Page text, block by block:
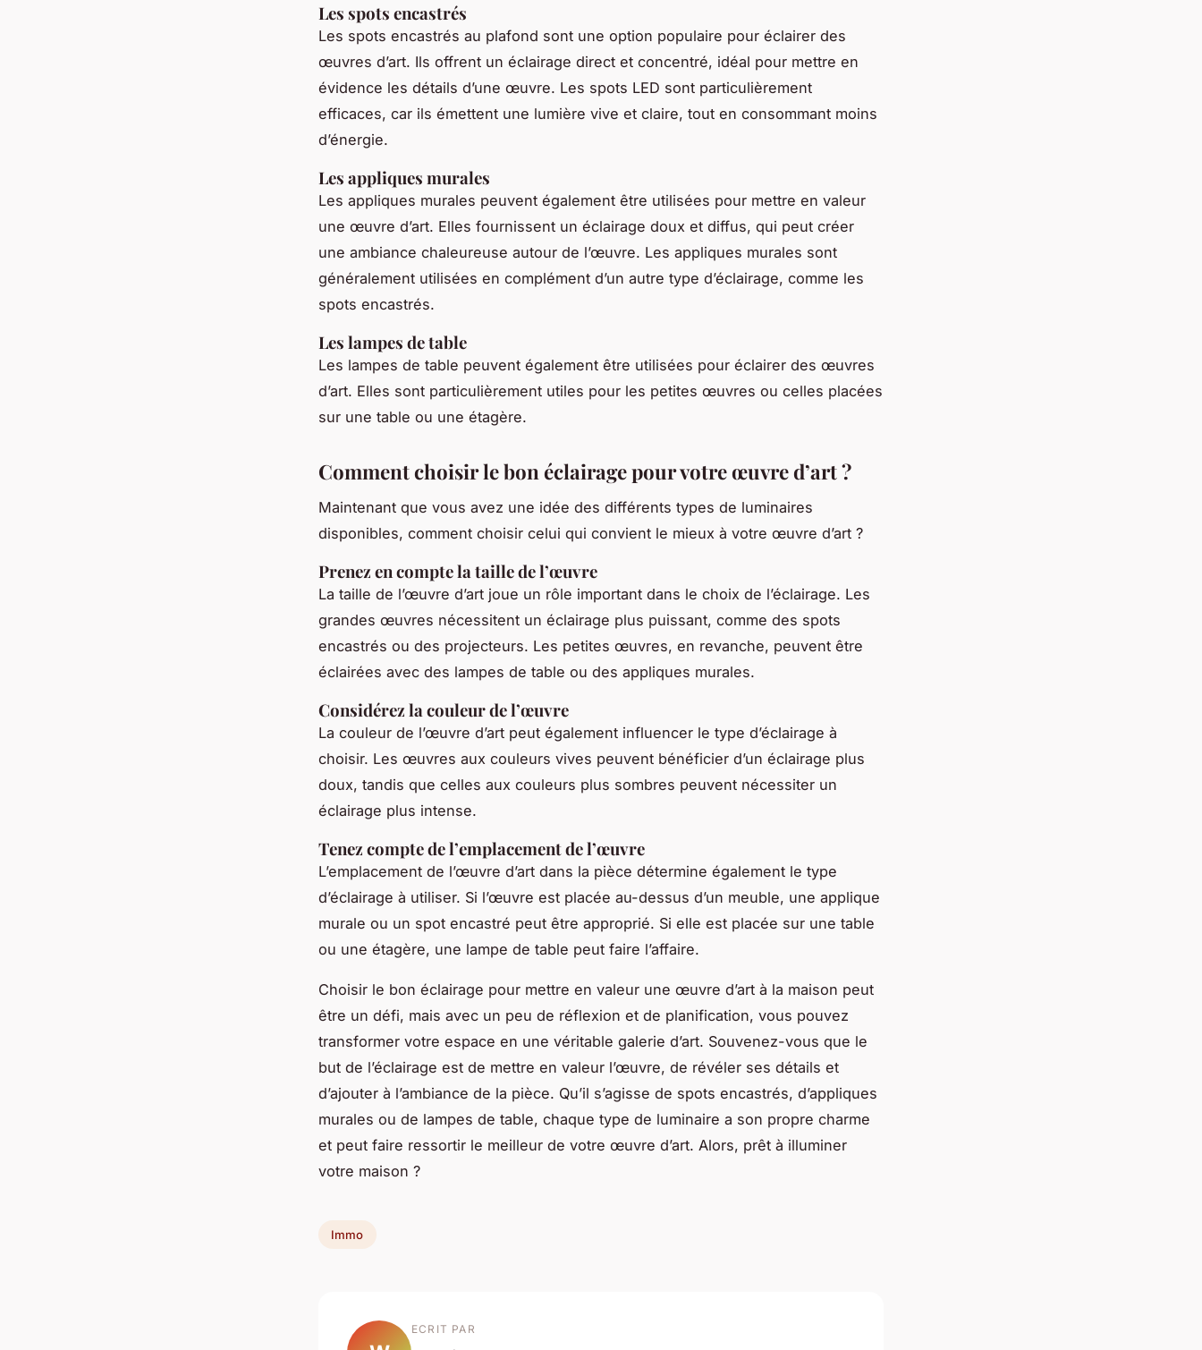
Les spots encastrés
Les spots encastrés au plafond sont une option populaire pour éclairer des
œuvres d’art. Ils offrent un éclairage direct et concentré, idéal pour mettre en
évidence les détails d’une œuvre. Les spots LED sont particulièrement
efficaces, car ils émettent une lumière vive et claire, tout en consommant moins
d’énergie.
Les appliques murales
Les appliques murales peuvent également être utilisées pour mettre en valeur
une œuvre d’art. Elles fournissent un éclairage doux et diffus, qui peut créer
une ambiance chaleureuse autour de l’œuvre. Les appliques murales sont
généralement utilisées en complément d’un autre type d’éclairage, comme les
spots encastrés.
Les lampes de table
Les lampes de table peuvent également être utilisées pour éclairer des œuvres
d’art. Elles sont particulièrement utiles pour les petites œuvres ou celles placées
sur une table ou une étagère.
Comment choisir le bon éclairage pour votre œuvre d’art ?
Maintenant que vous avez une idée des différents types de luminaires
disponibles, comment choisir celui qui convient le mieux à votre œuvre d’art ?
Prenez en compte la taille de l’œuvre
La taille de l’œuvre d’art joue un rôle important dans le choix de l’éclairage. Les
grandes œuvres nécessitent un éclairage plus puissant, comme des spots
encastrés ou des projecteurs. Les petites œuvres, en revanche, peuvent être
éclairées avec des lampes de table ou des appliques murales.
Considérez la couleur de l’œuvre
La couleur de l’œuvre d’art peut également influencer le type d’éclairage à
choisir. Les œuvres aux couleurs vives peuvent bénéficier d’un éclairage plus
doux, tandis que celles aux couleurs plus sombres peuvent nécessiter un
éclairage plus intense.
Tenez compte de l’emplacement de l’œuvre
L’emplacement de l’œuvre d’art dans la pièce détermine également le type
d’éclairage à utiliser. Si l’œuvre est placée au-dessus d’un meuble, une applique
murale ou un spot encastré peut être approprié. Si elle est placée sur une table
ou une étagère, une lampe de table peut faire l’affaire.
Choisir le bon éclairage pour mettre en valeur une œuvre d’art à la maison peut
être un défi, mais avec un peu de réflexion et de planification, vous pouvez
transformer votre espace en une véritable galerie d’art. Souvenez-vous que le
but de l’éclairage est de mettre en valeur l’œuvre, de révéler ses détails et
d’ajouter à l’ambiance de la pièce. Qu’il s’agisse de spots encastrés, d’appliques
murales ou de lampes de table, chaque type de luminaire a son propre charme
et peut faire ressortir le meilleur de votre œuvre d’art. Alors, prêt à illuminer
votre maison ?
Immo
ECRIT PAR